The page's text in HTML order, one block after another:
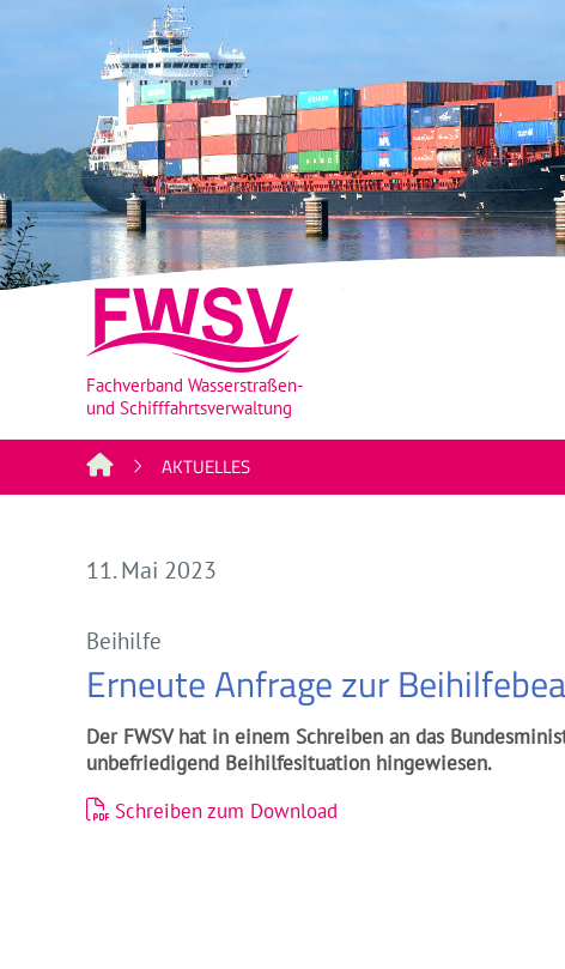
AKTUELLES
11. Mai 2023
Beihilfe
Erneute Anfrage zur
Der FWSV hat in einem Schreiben an das
unbefriedigend Beihilfesituation hingewiesen.
Schreiben zum Download